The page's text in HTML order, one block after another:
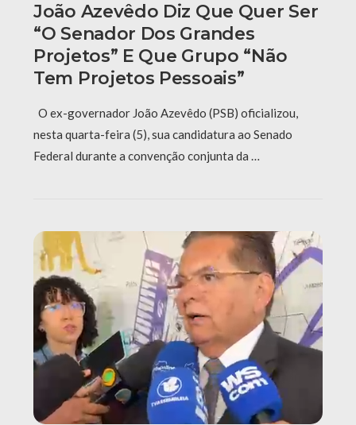
João Azevêdo Diz Que Quer Ser
“o Senador Dos Grandes
Projetos” E Que Grupo “não
Tem Projetos Pessoais”
O ex-governador João Azevêdo (PSB) oficializou,
nesta quarta-feira (5), sua candidatura ao Senado
Federal durante a convenção conjunta da …